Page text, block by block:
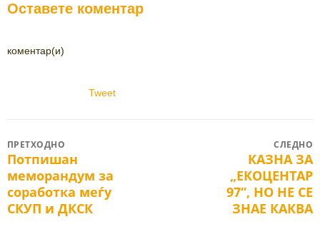
Оставете коментар
коментар(и)
Tweet
Post
navigation
ПРЕТХОДНО
Previous
post:
Потпишан
меморандум за
соработка меѓу
СКУП и ДКСК
СЛЕДНО
КАЗНА ЗА
„ЕКОЦЕНТАР
97“, НО НЕ СЕ
ЗНАЕ КАКВА